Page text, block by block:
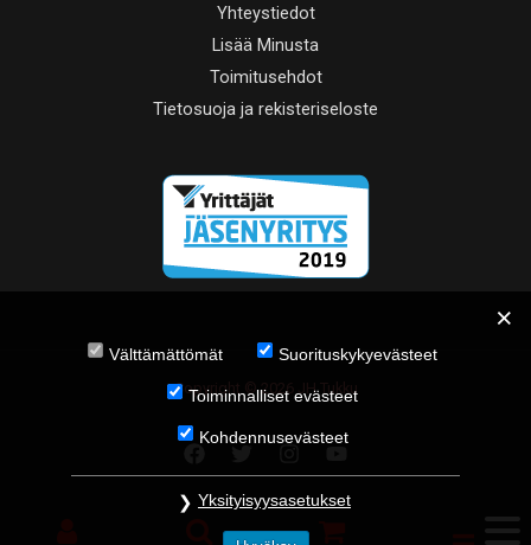
Yhteystiedot
Lisää Minusta
Toimitusehdot
Tietosuoja ja rekisteriseloste
Copyright © 2026 JH Tukku
Välttämättömät Suorituskykyevästeet
Toiminnalliset evästeet
Kohdennusevästeet
Yksityisyysasetukset